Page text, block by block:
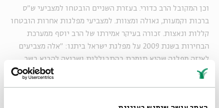
וכן המקובל הרב כדורי. בעזרת השניים הובטחו למצביעי ש"ס
ברכות וקמעות, גאולה ומצוות. למצביעי מפלגות אחרות הובטחו
קללות ונאצות. זכורה בעיקר אמירתו של הרב יוסף ממערכת
הבחירות בשנת 2009 על מפלגת ישראל ביתנו: "אלה מצביעים
לאיזה מפלגה שהיא תומכת בהתבוללות ושרוצה להביא בשר
חזיר", ובין היתר איים כי "כל מי שתומך בהם ומצביע עבורם גדול